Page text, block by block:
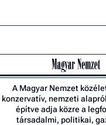
A Magyar Nemzet
konzervatív, nemzeti
építve adja közre a
társadalmi, politikai,